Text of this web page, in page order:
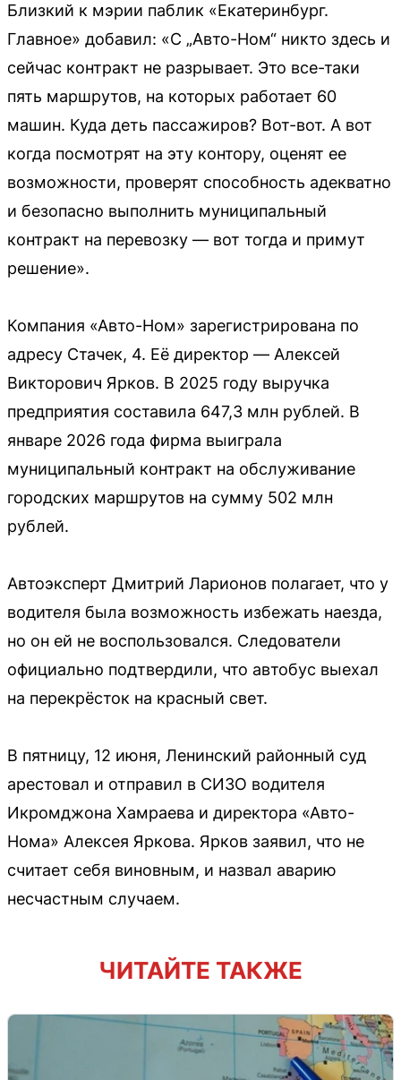
Близкий к мэрии паблик «Екатеринбург.
Главное» добавил: «С „Авто-Ном“ никто здесь и
сейчас контракт не разрывает. Это все-таки
пять маршрутов, на которых работает 60
машин. Куда деть пассажиров? Вот-вот. А вот
когда посмотрят на эту контору, оценят ее
возможности, проверят способность адекватно
и безопасно выполнить муниципальный
контракт на перевозку — вот тогда и примут
решение».
Компания «Авто-Ном» зарегистрирована по
адресу Стачек, 4. Её директор — Алексей
Викторович Ярков. В 2025 году выручка
предприятия составила 647,3 млн рублей. В
январе 2026 года фирма выиграла
муниципальный контракт на обслуживание
городских маршрутов на сумму 502 млн
рублей.
Автоэксперт Дмитрий Ларионов полагает, что у
водителя была возможность избежать наезда,
но он ей не воспользовался. Следователи
официально подтвердили, что автобус выехал
на перекрёсток на красный свет.
В пятницу, 12 июня, Ленинский районный суд
арестовал и отправил в СИЗО водителя
Икромджона Хамраева и директора «Авто-
Нома» Алексея Яркова. Ярков заявил, что не
считает себя виновным, и назвал аварию
несчастным случаем.
ЧИТАЙТЕ ТАКЖЕ